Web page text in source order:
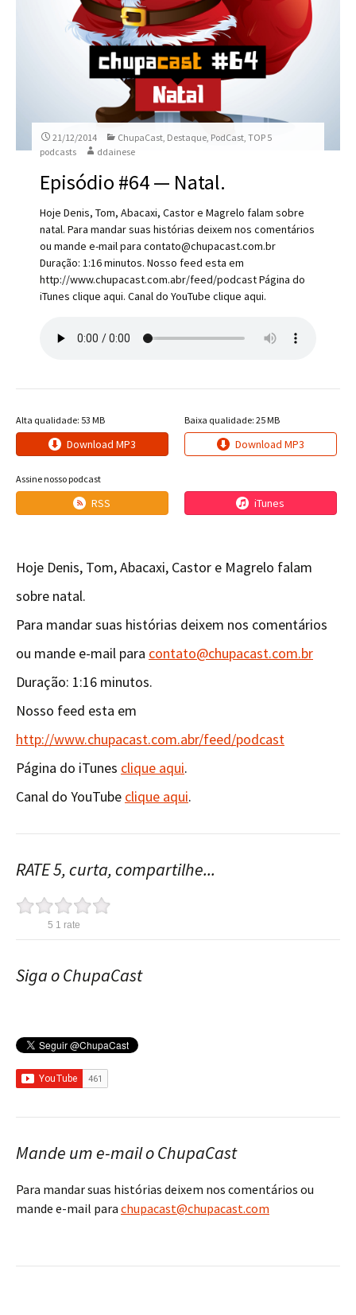
21/12/2014 ChupaCast, Destaque, PodCast,TOP 5
podcasts
ddainese
Episódio #64 — Natal.
Hoje Denis, Tom, Abacaxi, Castor e Magrelo falam sobre
natal. Para mandar suas histórias deixem nos comentários
ou mande e-mail para contato@chupacast.com.br
Duração: 1:16 minutos. Nosso feed esta em
http://www.chupacast.com.abr/feed/podcast Página do
iTunes clique aqui. Canal do YouTube clique aqui.
Alta qualidade: 53 MB
Download MP3
Baixa qualidade: 25 MB
Download MP3
Assine nosso podcast
RSS iTunes
Hoje Denis, Tom, Abacaxi, Castor e Magrelo falam
sobre natal.
Para mandar suas histórias deixem nos comentários
ou mande e-mail para contato@chupacast.com.br
Duração: 1:16 minutos.
Nosso feed esta em
http://www.chupacast.com.abr/feed/podcast
Página do iTunes clique aqui.
Canal do YouTube clique aqui.
RATE 5, curta, compartilhe...
5 1 rate
Siga o ChupaCast
Mande um e-mail o ChupaCast
Para mandar suas histórias deixem nos comentários ou
mande e-mail para chupacast@chupacast.com